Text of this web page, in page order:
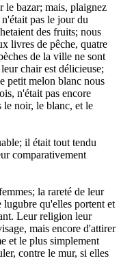
le bazar; mais, plaignez
pas le jour du
des fruits; nous
livres de pêche, quatre
de la ville ne sont
chair est délicieuse;
petit melon blanc nous
n'était pas encore
le noir, le blanc, et le
il était tout tendu
comparativement
la rareté de leur
lugubre qu'elles portent et
Leur religion leur
mais encore d'attirer
et le plus simplement
contre le mur, si elles